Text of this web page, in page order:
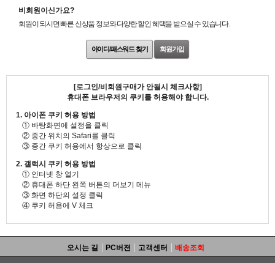
비회원이신가요?
회원이 되시면 빠른 신상품 정보와 다양한 할인 혜택을 받으실 수 있습니다.
아이디/패스워드 찾기 회원가입
[로그인/비회원구매가 안될시 체크사항]
휴대폰 브라우저의 쿠키를 허용해야 합니다.
1. 아이폰 쿠키 허용 방법
① 바탕화면에 설정을 클릭
② 중간 위치의 Safari를 클릭
③ 중간 쿠키 허용에서 항상으로 클릭
2. 갤럭시 쿠키 허용 방법
① 인터넷 창 열기
② 휴대폰 하단 왼쪽 버튼의 더보기 메뉴
③ 화면 하단의 설정 클릭
④ 쿠키 허용에 V 체크
오시는 길 PC버젼 고객센터 배송조회